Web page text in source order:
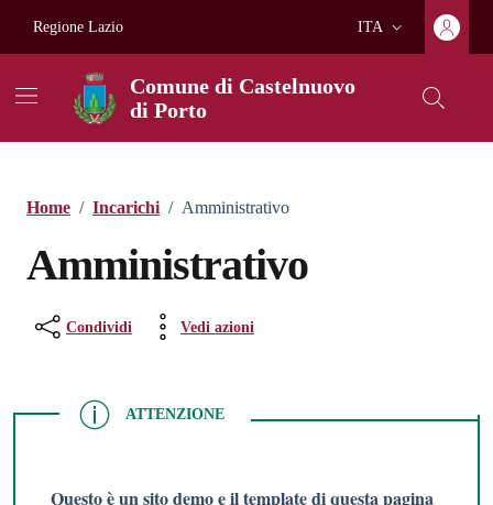
Regione Lazio
Lingua attiva:
ITA
Comune di Castelnuovo
di Porto
Home / Incarichi / Amministrativo
Amministrativo
Condividi Vedi azioni
ATTENZIONE
ATTENZIONE
Questo è un sito demo e il template di questa pagina